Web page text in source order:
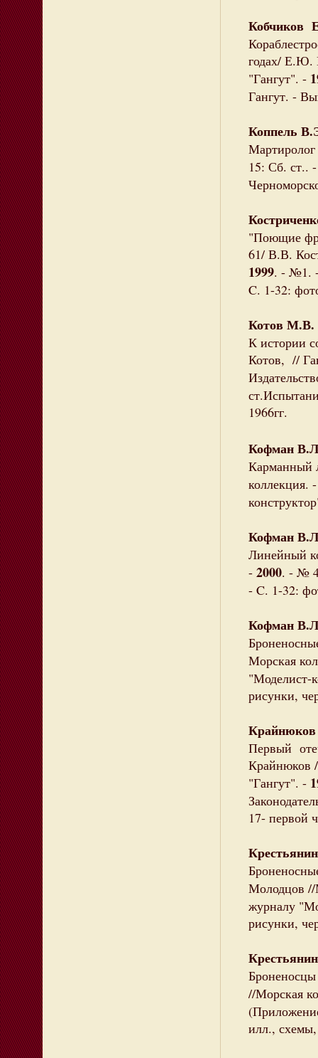
Кобчиков
годах/ Е.Ю.
"Гангут". -
Гангут. -
Коппель
15: Сб. ст..
"Поющие
61/ В.В.
1999. - №1. -
C. 1-32:
Котов М.В.
К истории
Котов, //
1966гг.
Кофман
Карманный
коллекция.
Кофман
Линейный
- 2000. - №
- C. 1-32:
Кофман
Морская
"Моделист-
рисунки,
Первый
Крайнюков
"Гангут". -
17- первой
Молодцов
журналу
рисунки,
//Морская
илл.,